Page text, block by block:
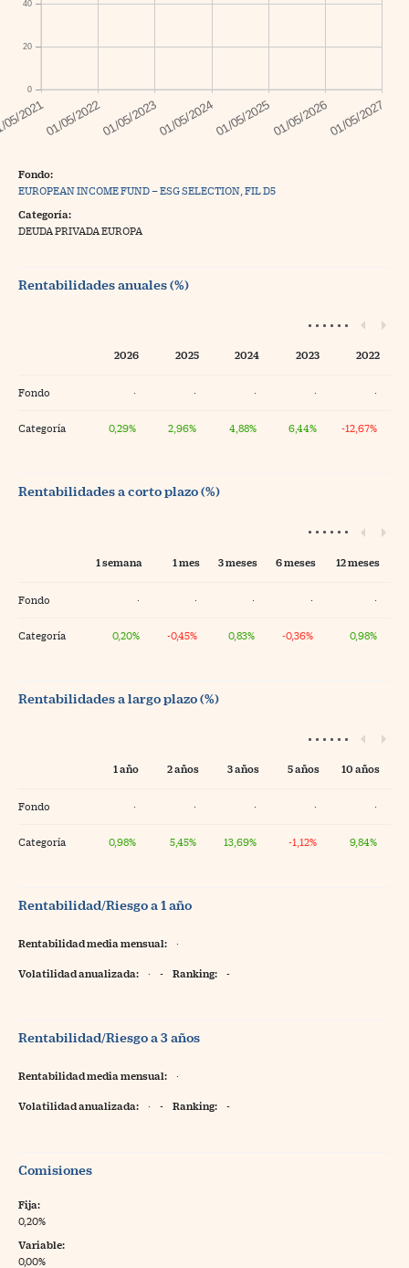
0
20
40
Fondo:
EUROPEAN INCOME FUND – ESG SELECTION, FIL D5
Categoría:
DEUDA PRIVADA EUROPA
Rentabilidades anuales (%)
2026 2025 2024 2023 2022
Fondo · · · · ·
Categoría 0,29% 2,96% 4,88% 6,44% -12,67%
Rentabilidades a corto plazo (%)
1 semana 1 mes 3 meses 6 meses 12 meses
Fondo · · · · ·
Categoría 0,20% -0,45% 0,83% -0,36% 0,98%
Rentabilidades a largo plazo (%)
1 año 2 años 3 años 5 años 10 años
Fondo · · · · ·
Categoría 0,98% 5,45% 13,69% -1,12% 9,84%
Rentabilidad/Riesgo a 1 año
Rentabilidad media mensual: ·
Volatilidad anualizada: · - Ranking: -
Rentabilidad/Riesgo a 3 años
Rentabilidad media mensual: ·
Volatilidad anualizada: · - Ranking: -
Comisiones
Fija:
0,20%
Variable:
0,00%